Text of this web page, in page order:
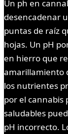
Un ph en
desencadenar
puntas de raíz
hojas. Un pH
en hierro que
amarillamiento
los nutrientes
por el cannabis
saludables
pH incorrecto.